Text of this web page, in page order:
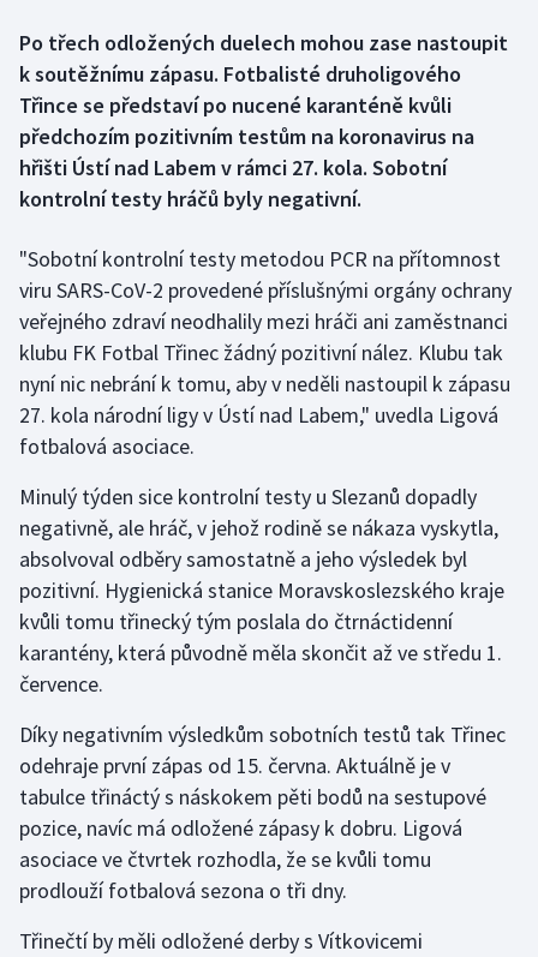
Box
Curling
Dostihy
Florbal
Futsal
Golf
Gymnastika
Jezdectví
Judo
Krasobruslení
Lyže a snowboard
Moderní pětiboj
Motorsport
Olympijské hry
Po třech odložených duelech mohou zase nastoupit
k soutěžnímu zápasu. Fotbalisté druholigového
Třince se představí po nucené karanténě kvůli
předchozím pozitivním testům na koronavirus na
hřišti Ústí nad Labem v rámci 27. kola. Sobotní
kontrolní testy hráčů byly negativní.
"Sobotní kontrolní testy metodou PCR na přítomnost
viru SARS-CoV-2 provedené příslušnými orgány ochrany
veřejného zdraví neodhalily mezi hráči ani zaměstnanci
klubu FK Fotbal Třinec žádný pozitivní nález. Klubu tak
nyní nic nebrání k tomu, aby v neděli nastoupil k zápasu
27. kola národní ligy v Ústí nad Labem," uvedla Ligová
fotbalová asociace.
Minulý týden sice kontrolní testy u Slezanů dopadly
negativně, ale hráč, v jehož rodině se nákaza vyskytla,
absolvoval odběry samostatně a jeho výsledek byl
pozitivní. Hygienická stanice Moravskoslezského kraje
kvůli tomu třinecký tým poslala do čtrnáctidenní
karantény, která původně měla skončit až ve středu 1.
července.
Díky negativním výsledkům sobotních testů tak Třinec
odehraje první zápas od 15. června. Aktuálně je v
tabulce třináctý s náskokem pěti bodů na sestupové
pozice, navíc má odložené zápasy k dobru. Ligová
asociace ve čtvrtek rozhodla, že se kvůli tomu
prodlouží fotbalová sezona o tři dny.
Třinečtí by měli odložené derby s Vítkovicemi